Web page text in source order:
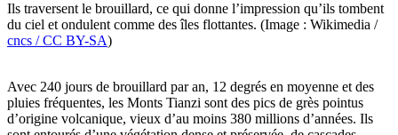
Ils traversent le brouillard, ce qui donne l’impression qu’ils tombent
du ciel et ondulent comme des îles flottantes. (Image : Wikimedia /
cncs / CC BY-SA)
Avec 240 jours de brouillard par an, 12 degrés en moyenne et des
pluies fréquentes, les Monts Tianzi sont des pics de grès pointus
d’origine volcanique, vieux d’au moins 380 millions d’années. Ils